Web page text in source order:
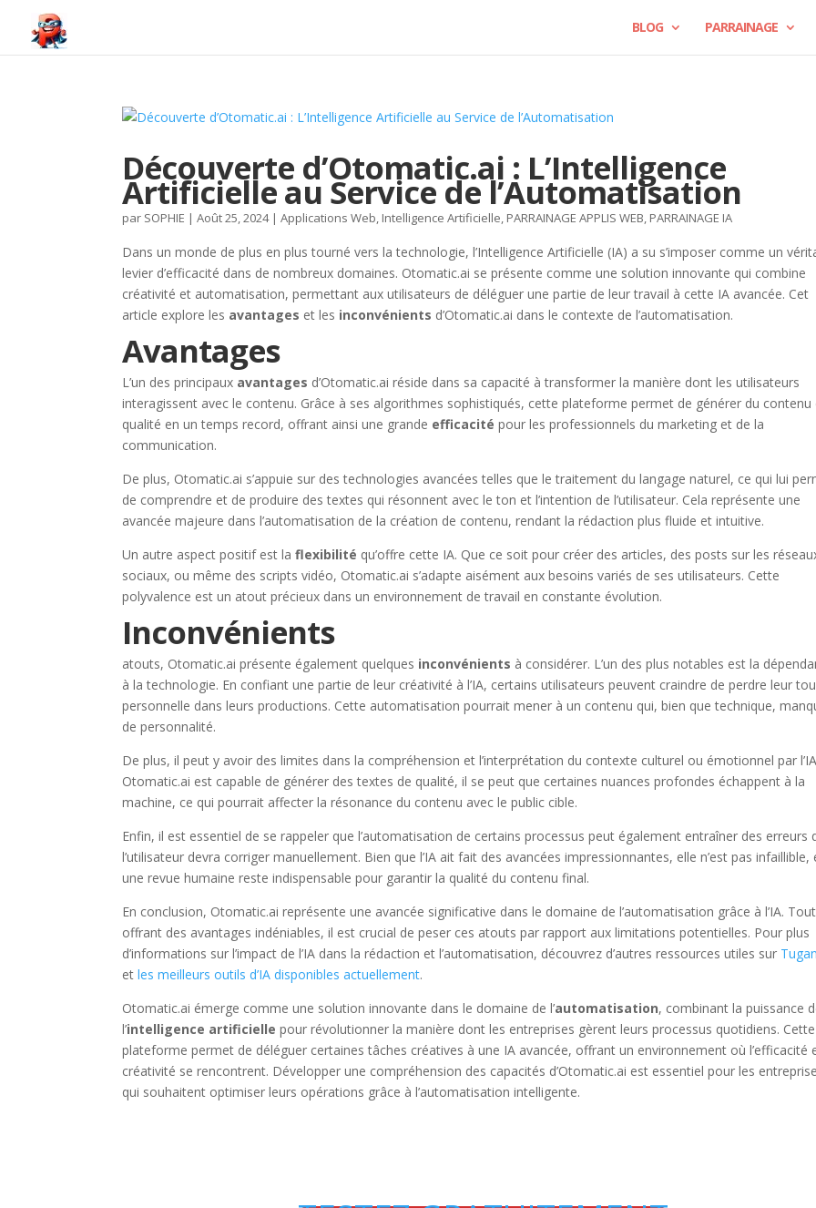
BLOG PARRAINAGE
Découverte d’Otomatic.ai : L’Intelligence
Artificielle au Service de l’Automatisation
par SOPHIE |Août 25, 2024|Applications Web, Intelligence Artificielle, PARRAINAGE APPLIS WEB, PARRAINAGE IA
Dans un monde de plus en plus tourné vers la technologie, l’Intelligence Artificielle (IA) a su s’imposer comme un
levier d’efficacité dans de nombreux domaines. Otomatic.ai se présente comme une solution innovante qui combine
créativité et automatisation, permettant aux utilisateurs de déléguer une partie de leur travail à cette IA avancée. Cet
article explore les avantages et les inconvénients d’Otomatic.ai dans le contexte de l’automatisation.
Avantages
L’un des principaux avantages d’Otomatic.ai réside dans sa capacité à transformer la manière dont les utilisateurs
interagissent avec le contenu. Grâce à ses algorithmes sophistiqués, cette plateforme permet de générer du contenu
qualité en un temps record, offrant ainsi une grande efficacité pour les professionnels du marketing et de la
communication.
De plus, Otomatic.ai s’appuie sur des technologies avancées telles que le traitement du langage naturel, ce qui lui
de comprendre et de produire des textes qui résonnent avec le ton et l’intention de l’utilisateur. Cela représente une
avancée majeure dans l’automatisation de la création de contenu, rendant la rédaction plus fluide et intuitive.
Un autre aspect positif est laflexibilité qu’offre cette IA. Que ce soit pour créer des articles, des posts sur les
sociaux, ou même des scripts vidéo, Otomatic.ai s’adapte aisément aux besoins variés de ses utilisateurs. Cette
polyvalence est un atout précieux dans un environnement de travail en constante évolution.
Inconvénients
atouts, Otomatic.ai présente également quelques inconvénients à considérer. L’un des plus notables est la
à la technologie. En confiant une partie de leur créativité à l’IA, certains utilisateurs peuvent craindre de perdre leur
personnelle dans leurs productions. Cette automatisation pourrait mener à un contenu qui, bien que technique,
de personnalité.
De plus, il peut y avoir des limites dans la compréhension et l’interprétation du contexte culturel ou émotionnel par
Otomatic.ai est capable de générer des textes de qualité, il se peut que certaines nuances profondes échappent à la
machine, ce qui pourrait affecter la résonance du contenu avec le public cible.
Enfin, il est essentiel de se rappeler que l’automatisation de certains processus peut également entraîner des erreurs
l’utilisateur devra corriger manuellement. Bien que l’IA ait fait des avancées impressionnantes, elle n’est pas infaillible,
une revue humaine reste indispensable pour garantir la qualité du contenu final.
En conclusion, Otomatic.ai représente une avancée significative dans le domaine de l’automatisation grâce à l’IA.
offrant des avantages indéniables, il est crucial de peser ces atouts par rapport aux limitations potentielles. Pour plus
d’informations sur l’impact de l’IA dans la rédaction et l’automatisation, découvrez d’autres ressources utiles sur
etles meilleurs outils d’IA disponibles actuellement.
Otomatic.ai émerge comme une solution innovante dans le domaine de l’automatisation, combinant la puissance
l’intelligence artificielle pour révolutionner la manière dont les entreprises gèrent leurs processus quotidiens. Cette
plateforme permet de déléguer certaines tâches créatives à une IA avancée, offrant un environnement où l’efficacité
créativité se rencontrent. Développer une compréhension des capacités d’Otomatic.ai est essentiel pour les
qui souhaitent optimiser leurs opérations grâce à l’automatisation intelligente.